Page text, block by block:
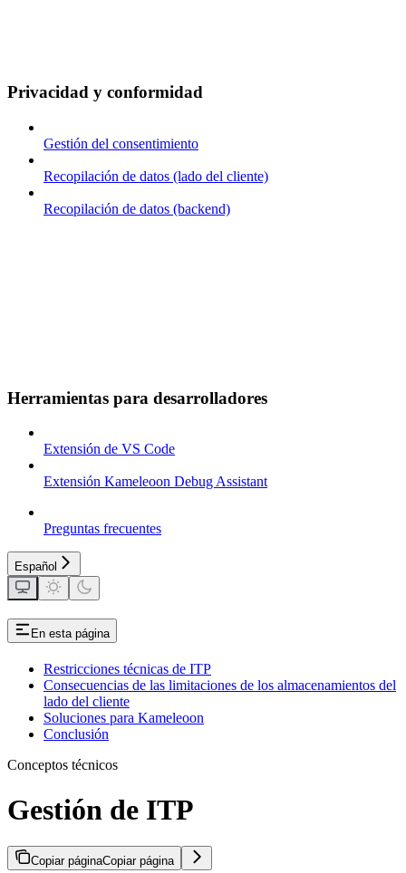
Privacidad y conformidad
Gestión del consentimiento
Recopilación de datos (lado del cliente)
Recopilación de datos (backend)
Herramientas para desarrolladores
Extensión de VS Code
Extensión Kameleoon Debug Assistant
Preguntas frecuentes
Español
En esta página
Restricciones técnicas de ITP
Consecuencias de las limitaciones de los almacenamientos del
lado del cliente
Soluciones para Kameleoon
Conclusión
Conceptos técnicos
Gestión de ITP
Copiar páginaCopiar página